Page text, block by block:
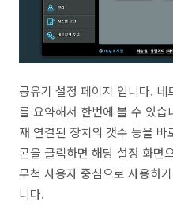
공유기 설정 페이지 입니다.
를 요약해서 한번에 볼 수 있
재 연결된 장치의 갯수 등을
콘을 클릭하면 해당 설정 화면
무척 사용자 중심으로 사용하
니다.